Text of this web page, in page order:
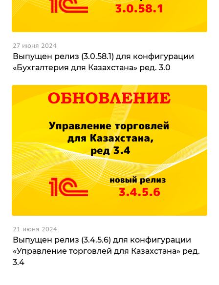
Выпущен релиз (3.0.58.1) для конфигурации
«Бухгалтерия для Казахстана» ред. 3.0
27 июня 2024
Выпущен релиз (3.4.5.6) для конфигурации
«Управление торговлей для Казахстана» ред.
3.4
21 июня 2024